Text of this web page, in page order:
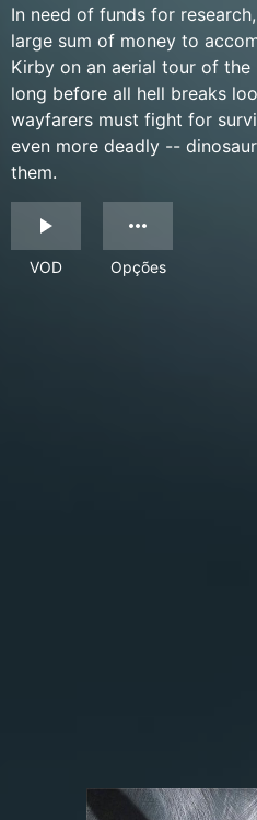
In need of funds for
large sum of money to
Kirby on an aerial tour of the
long before all hell breaks
wayfarers must fight for
even more deadly --
them.
VOD Opções